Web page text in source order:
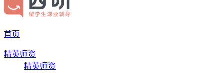
首页
精英师资
精英师资